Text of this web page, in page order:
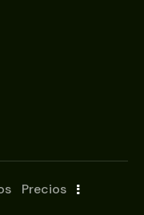
Precios